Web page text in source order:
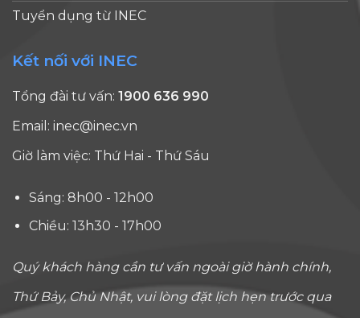
Tuyển dụng từ INEC
Kết nối với INEC
Tổng đài tư vấn: 1900 636 990
Email: inec@inec.vn
Giờ làm việc: Thứ Hai - Thứ Sáu
Sáng: 8h00 - 12h00
Chiều: 13h30 - 17h00
Quý khách hàng cần tư vấn ngoài giờ hành chính,
Thứ Bảy, Chủ Nhật, vui lòng đặt lịch hẹn trước qua